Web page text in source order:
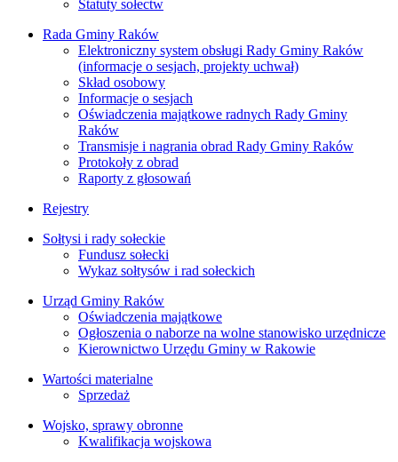
Statuty sołectw
Rada Gminy Raków
Elektroniczny system obsługi Rady Gminy Raków
(informacje o sesjach, projekty uchwał)
Skład osobowy
Informacje o sesjach
Oświadczenia majątkowe radnych Rady Gminy
Raków
Transmisje i nagrania obrad Rady Gminy Raków
Protokoły z obrad
Raporty z głosowań
Rejestry
Sołtysi i rady sołeckie
Fundusz sołecki
Wykaz sołtysów i rad sołeckich
Urząd Gminy Raków
Oświadczenia majątkowe
Ogłoszenia o naborze na wolne stanowisko urzędnicze
Kierownictwo Urzędu Gminy w Rakowie
Wartości materialne
Sprzedaż
Wojsko, sprawy obronne
Kwalifikacja wojskowa